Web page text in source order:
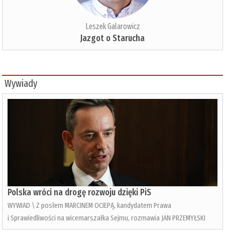
Leszek Galarowicz
Jazgot o Starucha
Wywiady
Polska wróci na drogę rozwoju dzięki PiS
WYWIAD \ Z posłem MARCINEM OCIEPĄ, kandydatem Prawa
i Sprawiedliwości na wicemarszałka Sejmu, rozmawia JAN PRZEMYŁSKI